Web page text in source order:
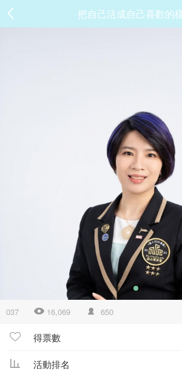
把自己活成自己喜歡的
037 16,069 650
得票數
活動排名